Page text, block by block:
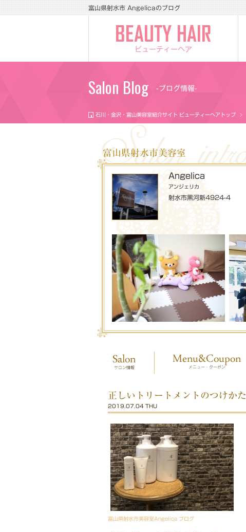
富山県射水市 Angelicaのブログ
ビューティーヘア
Salon Blog -ブログ情報-
石川・金沢・富山美容室紹介サイト ビューティーヘアトップ
富山県射水市美容室
Angelica
アンジェリカ
射水市黒河新4924-4
正しいトリートメントのつけかた
2019.07.04 THU
富山県射水市美容室Angelica ブログ